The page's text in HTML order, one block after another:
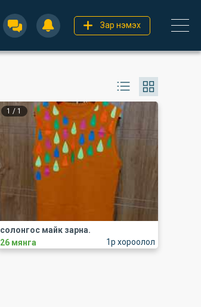
Зар нэмэх
1 / 1
1р хороолол
солонгос майк зарна.
26 мянга